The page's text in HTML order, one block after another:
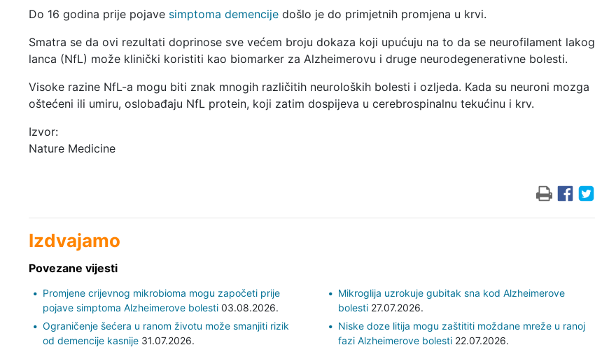
Do 16 godina prije pojave simptoma demencijedošlo je do primjetnih promjena u krvi.
Smatra se da ovi rezultati doprinose sve većem broju dokaza koji upućuju na to da se neurofilament lakog
lanca (NfL) može klinički koristiti kao biomarker za Alzheimerovu i druge neurodegenerativne bolesti.
Visoke razine NfL-a mogu biti znak mnogih različitih neuroloških bolesti i ozljeda. Kada su neuroni mozga
oštećeni ili umiru, oslobađaju NfL protein, koji zatim dospijeva u cerebrospinalnu tekućinu i krv.
Izvor:
Nature Medicine
Izdvajamo
Povezane vijesti
Promjene crijevnog mikrobioma mogu započeti prije
pojave simptoma Alzheimerove bolesti03.08.2026.
Ograničenje šećera u ranom životu može smanjiti rizik
od demencije kasnije31.07.2026.
Mikroglija uzrokuje gubitak sna kod Alzheimerove
bolesti 27.07.2026.
Niske doze litija mogu zaštititi moždane mreže u ranoj
fazi Alzheimerove bolesti 22.07.2026.